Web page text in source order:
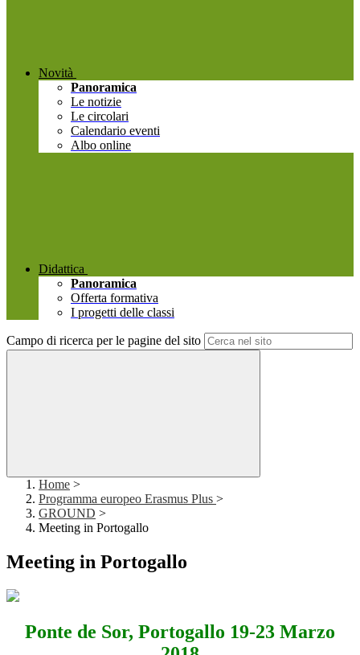
Novità
Panoramica
Le notizie
Le circolari
Calendario eventi
Albo online
Didattica
Panoramica
Offerta formativa
I progetti delle classi
Campo di ricerca per le pagine del sito
Home >
Programma europeo Erasmus Plus >
GROUND >
Meeting in Portogallo
Meeting in Portogallo
Ponte de Sor, Portogallo 19-23 Marzo